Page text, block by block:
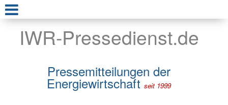
IWR-Pressedienst.de
Pressemitteilungen der
Energiewirtschaft seit 1999